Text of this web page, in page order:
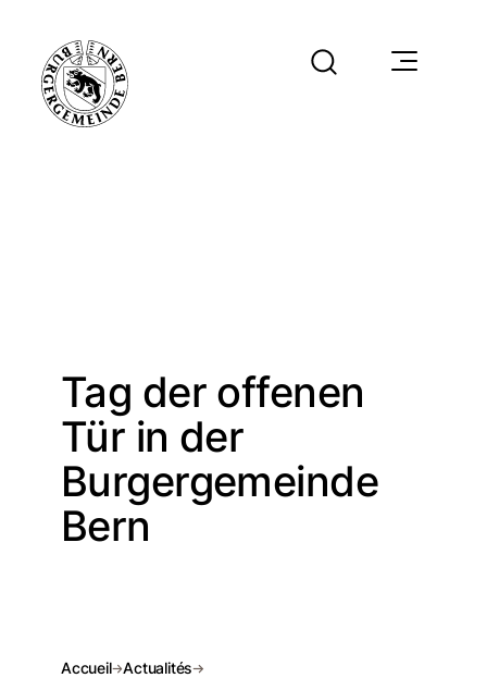
Tag der offenen
Tür in der
Burgergemeinde
Bern
Accueil
Actualités